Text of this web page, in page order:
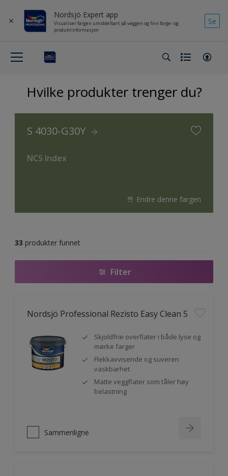
Nordsjö Expert app
Visualiser fargen umiddelbart på veggen og finn farge- og
produktinformasjon
Se
Hvilke produkter trenger du?
S 4030-G30Y
NCS Index
Endre denne fargen
33 produkter funnet
Filter
Nordsjö Professional Rezisto Easy Clean 5
Skjoldfrie overflater i både lyse og
mørke farger
Flekkavvisende og suveren
vaskbarhet
Matte veggflater som tåler høy
belastning
Sammenligne